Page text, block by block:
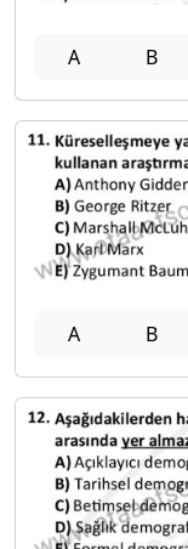
A B
A B